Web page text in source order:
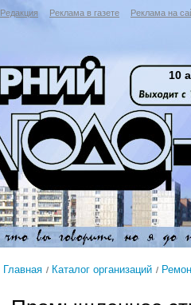
Редакция Реклама в газете Реклама на
10
Главная Каталог организаций